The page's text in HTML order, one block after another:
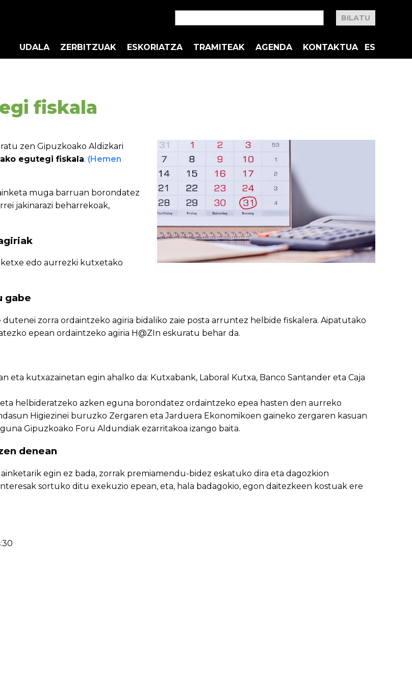
UDALA ZERBITZUAK ESKORIATZA TRAMITEAK AGENDA KONTAKTUA ES
fiskala
zen Gipuzkoako Aldizkari
egutegi fiskala. (Hemen
muga barruan borondatez
jakinarazi beharrekoak,
edo aurrezki kutxetako
gabe
zorra ordaintzeko agiria bidaliko zaie posta arruntez helbide fiskalera. Aipatutako
epean ordaintzeko agiria H@ZIn eskuratu behar da.
eta kutxazainetan egin ahalko da: Kutxabank, Laboral Kutxa, Banco Santander eta Caja
helbideratzeko azken eguna borondatez ordaintzeko epea hasten den aurreko
Higiezinei buruzko Zergaren eta Jarduera Ekonomikoen gaineko zergaren kasuan
Gipuzkoako Foru Aldundiak ezarritakoa izango baita.
denean
egin ez bada, zorrak premiamendu-bidez eskatuko dira eta dagozkion
sortuko ditu exekuzio epean, eta, hala badagokio, egon daitezkeen kostuak ere